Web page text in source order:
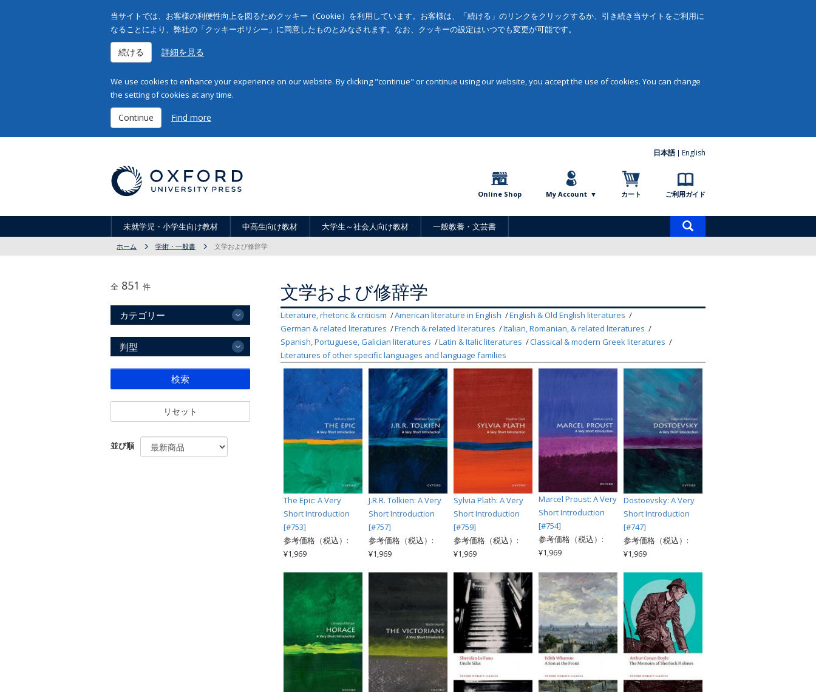
当サイトでは、お客様の利便性向上を図るためクッキー（Cookie）を利用しています。お客様は、「続ける」のリンクをクリックするか、引き続き当サイトをご利用に
なることにより、弊社の「クッキーポリシー」に同意したものとみなされます。なお、クッキーの設定はいつでも変更が可能です。
続ける 詳細を見る
We use cookies to enhance your experience on our website. By clicking "continue" or continue using our website, you accept the use of cookies. You can change
the setting of cookies at any time.
Continue Find more
日本語 English
Online Shop My Account カート ご利用ガイド
未就学児・小学生向け教材 中高生向け教材 大学生～社会人向け教材 一般教養・文芸書
ホーム 学術・一般書 文学および修辞学
文学および修辞学
Literature, rhetoric & criticism American literature in English
English & Old English literatures
German & related literatures
French & related literatures
Italian, Romanian, & related literatures
Spanish, Portuguese, Galician literatures
Latin & Italic literatures
Classical & modern Greek literatures
Literatures of other specific languages and language families
The Epic: A Very
Short Introduction
[#753]
参考価格（税込）:
¥1,969
J.R.R. Tolkien: A Very
Short Introduction
[#757]
参考価格（税込）:
¥1,969
Sylvia Plath: A Very
Short Introduction
[#759]
参考価格（税込）:
¥1,969
Marcel Proust: A Very
Short Introduction
[#754]
参考価格（税込）:
¥1,969
Dostoevsky: A Very
Short Introduction
[#747]
参考価格（税込）:
¥1,969
全 851 件
カテゴリー
判型
検索
リセット
並び順